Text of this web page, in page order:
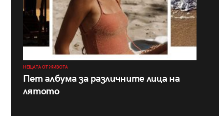
НЕЩАТА ОТ ЖИВОТА
Пет албума за различните лица на
лятото